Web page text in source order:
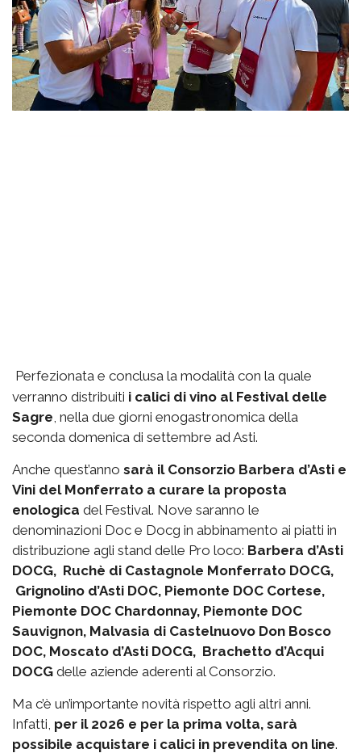
Perfezionata e conclusa la modalità con la quale
verranno distribuiti i calici di vino al Festival delle
Sagre , nella due giorni enogastronomica della
seconda domenica di settembre ad Asti.
Anche quest’anno sarà il Consorzio Barbera d’Asti e
Vini del Monferrato a curare la proposta
enologica del Festival. Nove saranno le
denominazioni Doc e Docg in abbinamento ai piatti in
distribuzione agli stand delle Pro loco: Barbera d’Asti
DOCG, Ruchè di Castagnole Monferrato DOCG,
Grignolino d’Asti DOC, Piemonte DOC Cortese,
Piemonte DOC Chardonnay, Piemonte DOC
Sauvignon, Malvasia di Castelnuovo Don Bosco
DOC, Moscato d’Asti DOCG, Brachetto d’Acqui
DOCG delle aziende aderenti al Consorzio.
Ma c’è un’importante novità rispetto agli altri anni.
Infatti, per il 2026 e per la prima volta, sarà
possibile acquistare i calici in prevendita on line.